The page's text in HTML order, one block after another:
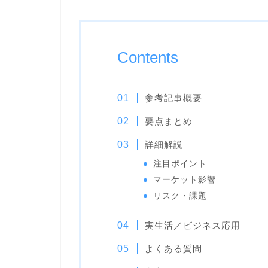
Contents
参考記事概要
要点まとめ
詳細解説
注目ポイント
マーケット影響
リスク・課題
実生活／ビジネス応用
よくある質問